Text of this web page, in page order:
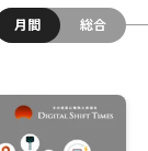
月間
総合